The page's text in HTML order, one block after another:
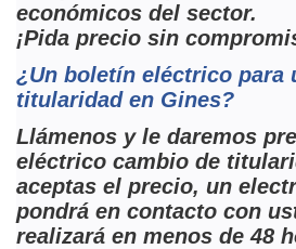
económicos del sector.
¡Pida precio sin
¿Un boletín eléctrico para
titularidad en Gines?
Llámenos y le daremos
eléctrico cambio de
aceptas el precio, un
pondrá en contacto con
realizará en menos de 48